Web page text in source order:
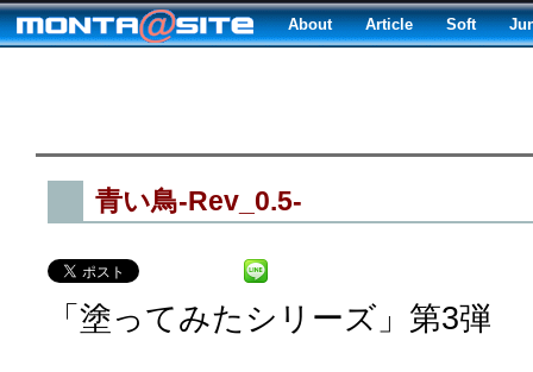
About Article Soft
青い鳥-Rev_0.5-
「塗ってみたシリーズ」第3弾